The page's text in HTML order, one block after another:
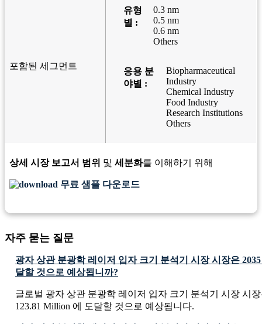
포함된 세그먼트
유형
별 :
0.3 nm
0.5 nm
0.6 nm
Others
응용 분
야별 :
Biopharmaceutical
Industry
Chemical Industry
Food Industry
Research Institutions
Others
상세 시장 보고서 범위 및 세분화를 이해하기 위해
무료 샘플 다운로드
자주 묻는 질문
광자 상관 분광학 레이저 ​​입자 크기 분석기 시장 시장은
달할 것으로 예상됩니까?
글로벌 광자 상관 분광학 레이저 ​​입자 크기 분석기 시장 시
123.81 Million 에 도달할 것으로 예상됩니다.